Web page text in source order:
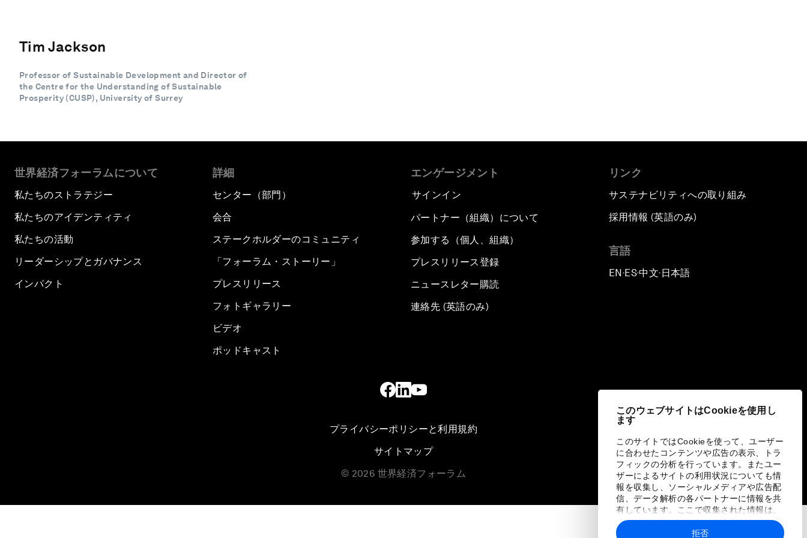
このウェブサイトはCookieを使用し
ます
このサイトではCookieを使って、ユーザー
に合わせたコンテンツや広告の表示、トラ
フィックの分析を行っています。またユー
ザーによるサイトの利用状況についても情
報を収集し、ソーシャルメディアや広告配
信、データ解析の各パートナーに情報を共
有しています。ここで収集された情報は、
ユーザーが各パートナーに提供した他の情
報や各パートナーのサービスを使用した際
拒否
Tim Jackson
Professor of Sustainable Development and Director of
the Centre for the Understanding of Sustainable
Prosperity (CUSP), University of Surrey
世界経済フォーラムについて
私たちのストラテジー
私たちのアイデンティティ
私たちの活動
リーダーシップとガバナンス
インパクト
詳細
センター（部門）
会合
ステークホルダーのコミュニティ
「フォーラム・ストーリー」
プレスリリース
フォトギャラリー
ビデオ
ポッドキャスト
エンゲージメント
サインイン
パートナー（組織）について
参加する（個人、組織）
プレスリリース登録
ニュースレター購読
連絡先 (英語のみ)
リンク
サステナビリティへの取り組み
採用情報 (英語のみ)
言語
EN ▪ES▪中文▪ 日本語
プライバシーポリシーと利用規約
サイトマップ
© 2026 世界経済フォーラム